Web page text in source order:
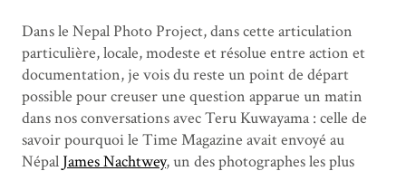
Dans le Nepal Photo Project, dans cette articulation
particulière, locale, modeste et résolue entre action et
documentation, je vois du reste un point de départ
possible pour creuser une question apparue un matin
dans nos conversations avec Teru Kuwayama : celle de
savoir pourquoi le Time Magazine avait envoyé au
Népal James Nachtwey, un des photographes les plus